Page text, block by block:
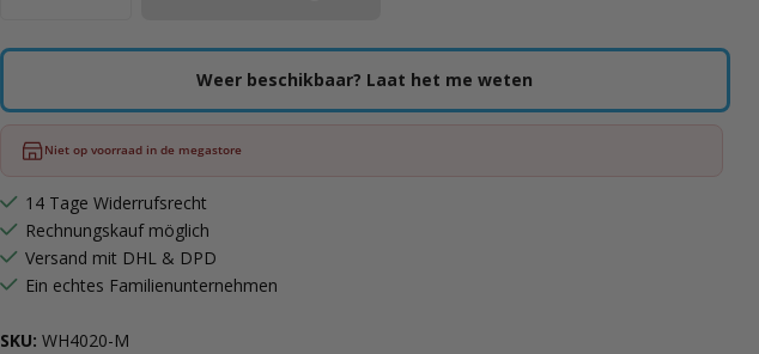
Weer beschikbaar? Laat het me weten
Niet op voorraad in de megastore
14 Tage Widerrufsrecht
Rechnungskauf möglich
Versand mit DHL & DPD
Ein echtes Familienunternehmen
SKU: WH4020-M